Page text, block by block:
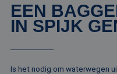
EEN
IN SPIJK
Is het nodig om waterwegen